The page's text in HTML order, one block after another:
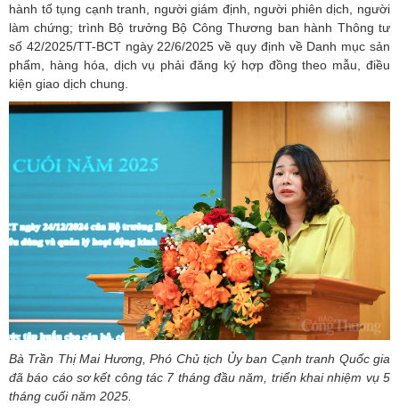
hành tố tụng cạnh tranh, người giám định, người phiên dịch, người
làm chứng; trình Bộ trưởng Bộ Công Thương ban hành Thông tư
số 42/2025/TT-BCT ngày 22/6/2025 về quy định về Danh mục sản
phẩm, hàng hóa, dịch vụ phải đăng ký hợp đồng theo mẫu, điều
kiện giao dịch chung.
Bà Trần Thị Mai Hương, Phó Chủ tịch Ủy ban Cạnh tranh Quốc gia
đã báo cáo sơ kết công tác 7 tháng đầu năm, triển khai nhiệm vụ 5
tháng cuối năm 2025.